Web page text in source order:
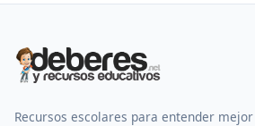
Recursos escolares para entender